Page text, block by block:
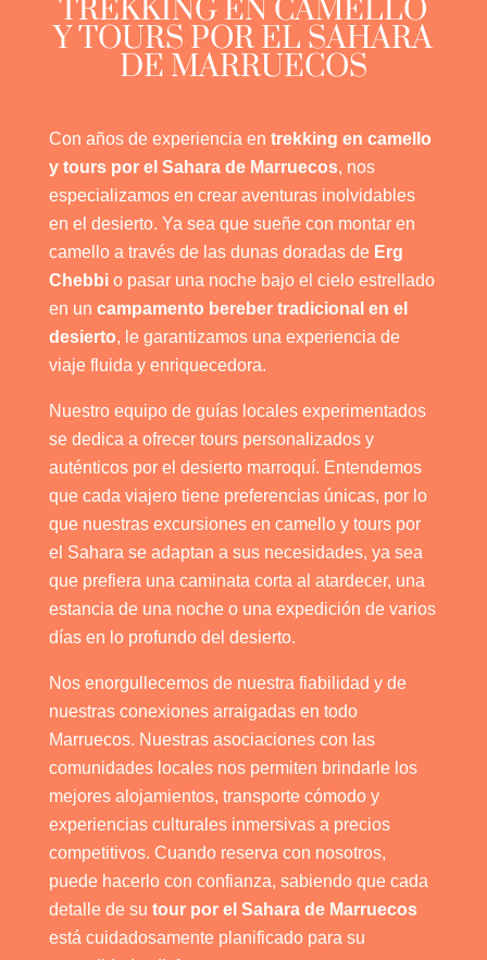
TREKKING EN CAMELLO
Y TOURS POR EL SAHARA
DE MARRUECOS
Con años de experiencia en trekking en camello
y tours por el Sahara de Marruecos, nos
especializamos en crear aventuras inolvidables
en el desierto. Ya sea que sueñe con montar en
camello a través de las dunas doradas de Erg
Chebbio pasar una noche bajo el cielo estrellado
en un campamento bereber tradicional en el
desierto, le garantizamos una experiencia de
viaje fluida y enriquecedora.
Nuestro equipo de guías locales experimentados
se dedica a ofrecer tours personalizados y
auténticos por el desierto marroquí. Entendemos
que cada viajero tiene preferencias únicas, por lo
que nuestras excursiones en camello y tours por
el Sahara se adaptan a sus necesidades, ya sea
que prefiera una caminata corta al atardecer, una
estancia de una noche o una expedición de varios
días en lo profundo del desierto.
Nos enorgullecemos de nuestra fiabilidad y de
nuestras conexiones arraigadas en todo
Marruecos. Nuestras asociaciones con las
comunidades locales nos permiten brindarle los
mejores alojamientos, transporte cómodo y
experiencias culturales inmersivas a precios
competitivos. Cuando reserva con nosotros,
puede hacerlo con confianza, sabiendo que cada
detalle de su tour por el Sahara de Marruecos
está cuidadosamente planificado para su